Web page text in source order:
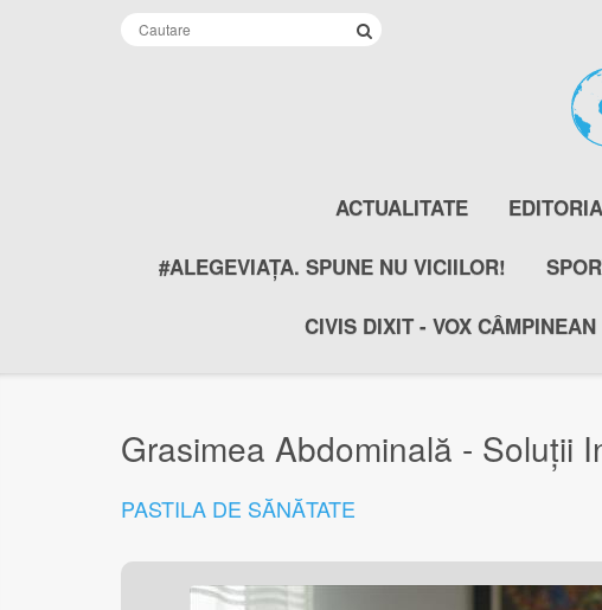
ACTUALITATE
#ALEGEVIAȚA. SPUNE NU VICIILOR!
CIVIS DIXIT - VOX CÂMPINEAN
Grasimea Abdominală - Soluții
PASTILA DE SĂNĂTATE